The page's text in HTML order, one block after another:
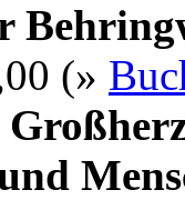
(»
und